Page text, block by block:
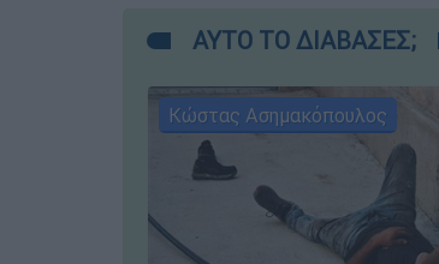
ΑΥΤΟ ΤΟ ΔΙΑΒΑΣΕΣ;
Κώστας Ασημακόπουλος